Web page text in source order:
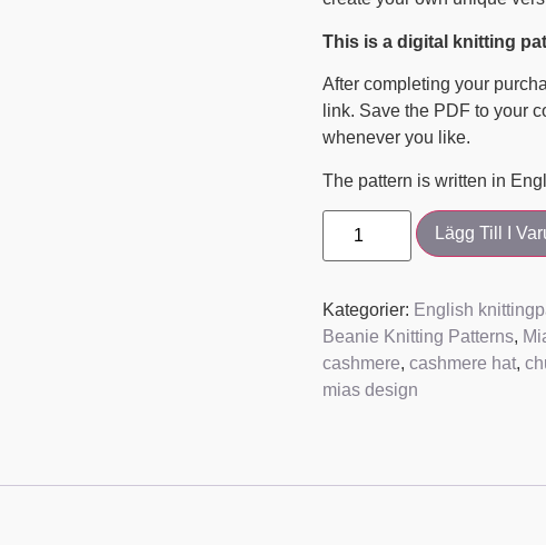
This is a digital knitting
After completing your
link. Save the PDF to your
whenever you like.
The pattern is written in
Lägg Till I
Kategorier: English
Beanie Knitting Patterns,
cashmere, cashmere hat,
mias design